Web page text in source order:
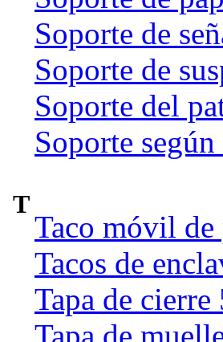
Soporte de
Soporte de
Soporte del
Soporte
T
Taco móvil de
Tacos de
Tapa de
Tapa de